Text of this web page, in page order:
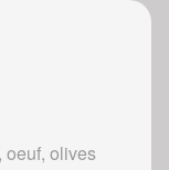
oeuf, olives